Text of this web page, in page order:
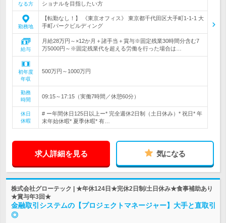
なる方 ショナルを目指したい方
勤務地
【転勤なし！】 《東京オフィス》 東京都千代田区大手町1-1-1 大
手町パークビルディング
給与
月給28万円～×12か月＋諸手当＋賞与※固定残業30時間分含む7
万5000円～※固定残業代を超える労働を行った場合は…
初年度
年収
500万円～1000万円
勤務
時間
09:15～17:15（実働7時間／休憩60分）
休日
休暇
# ー年間休日125日以上ー* 完全週休2日制（土日休み）* 祝日* 年
末年始休暇* 夏季休暇* 有…
求人詳細を見る 気になる
株式会社グローテック | ★年休124日★完休2日制/土日休み★食事補助あり
★賞与年3回★
金融取引システムの【プロジェクトマネージャー】大手と直取引
◎